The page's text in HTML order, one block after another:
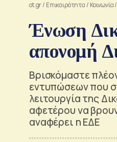
ot.gr/ Επικαιρότητα / Κοινωνία/
Ένωση
απονομή
Βρισκόμαστε
εντυπώσεων που
λειτουργία της
αφετέρου να
αναφέρει η ΕΔΕ